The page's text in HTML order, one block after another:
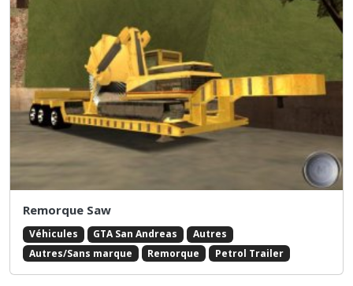
Remorque Saw
Véhicules GTA San Andreas
Autres
Autres/Sans marque
Remorque Petrol Trailer